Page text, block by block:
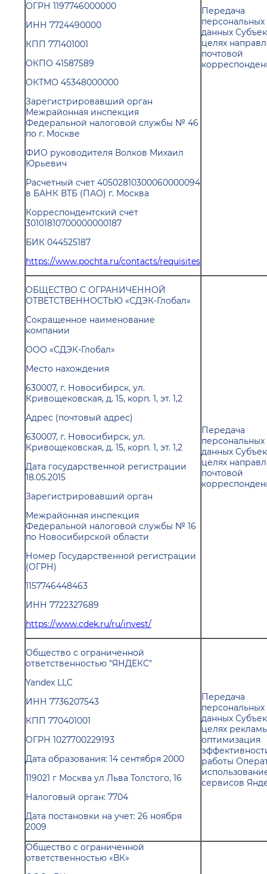
ОГРН 1197746000000
ИНН 7724490000
КПП 771401001
ОКПО 41587589
ОКТМО 45348000000
Зарегистрировавший орган
Межрайонная инспекция
Федеральной налоговой службы № 46
по г. Москве
ФИО руководителя Волков Михаил
Юрьевич
Расчетный счет 40502810300060000094
в БАНК ВТБ (ПАО) г. Москва
Корреспондентский счет
30101810700000000187
БИК 044525187
https://www.pochta.ru/contacts/requisites
Передача
персональных
данных
целях
почтовой
ОБЩЕСТВО С ОГРАНИЧЕННОЙ
ОТВЕТСТВЕННОСТЬЮ «СДЭК-Глобал»
Сокращенное наименование
компании
ООО «СДЭК-Глобал»
Место нахождения
630007, г. Новосибирск, ул.
Кривощековская, д. 15, корп. 1, эт. 1,2
Адрес (почтовый адрес)
630007, г. Новосибирск, ул.
Кривощековская, д. 15, корп. 1, эт. 1,2
Дата государственной регистрации
18.05.2015
Зарегистрировавший орган
Межрайонная инспекция
Федеральной налоговой службы № 16
по Новосибирской области
Номер Государственной регистрации
(ОГРН)
1157746448463
ИНН 7722327689
https://www.cdek.ru/ru/invest/
Передача
персональных
данных
целях
почтовой
Общество с ограниченной
ответственностью "ЯНДЕКС"
Yandex LLC
ИНН 7736207543
КПП 770401001
ОГРН 1027700229193
Дата образования: 14 сентября 2000
119021 г Москва ул Льва Толстого, 16
Налоговый орган: 7704
Дата постановки на учет: 26 ноября
2009
Передача
персональных
данных
целях
оптимизация
работы
сервисов
Общество с ограниченной
ответственностью «ВК»